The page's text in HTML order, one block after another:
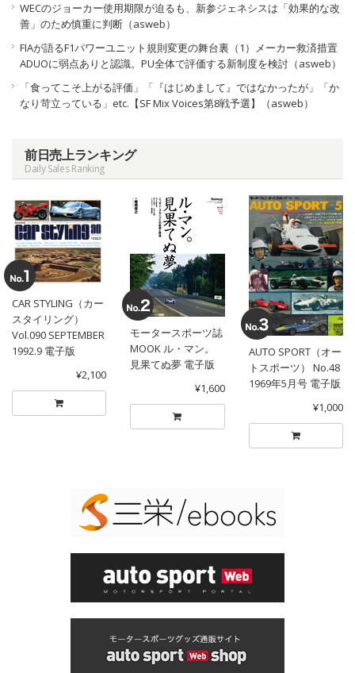
WECのジョーカー使用期限が迫るも、新参ジェネシスは「効果的な改
善」のため慎重に判断（asweb）
FIAが語るF1パワーユニット規則変更の舞台裏（1）メーカー救済措置
ADUOに弱点ありと認識。PU全体で評価する新制度を検討（asweb）
「食ってこそ上がる評価」「『はじめまして』ではなかったが」「か
なり苛立っている」etc.【SF Mix Voices第8戦予選】（asweb）
前日売上ランキング
Daily Sales Ranking
CAR STYLING（カー
スタイリング）
Vol.090 SEPTEMBER
1992.9 電子版
¥2,100
モータースポーツ誌
MOOK ル・マン。
見果てぬ夢 電子版
¥1,600
AUTO SPORT（オー
トスポーツ） No.48
1969年5月号 電子版
¥1,000